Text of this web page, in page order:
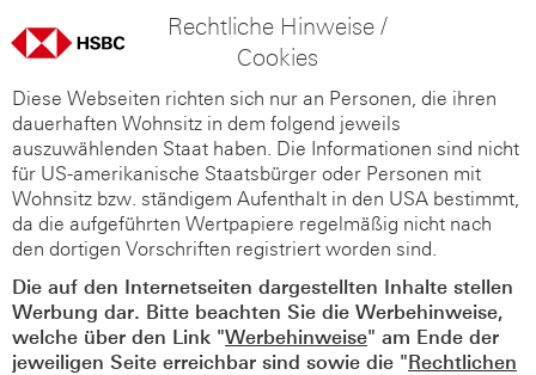
Rechtliche Hinweise /
Cookies
Diese Webseiten richten sich nur an Personen, die ihren
dauerhaften Wohnsitz in dem folgend jeweils
auszuwählenden Staat haben. Die Informationen sind nicht
für US-amerikanische Staatsbürger oder Personen mit
Wohnsitz bzw. ständigem Aufenthalt in den USA bestimmt,
da die aufgeführten Wertpapiere regelmäßig nicht nach
den dortigen Vorschriften registriert worden sind.
Die auf den Internetseiten dargestellten Inhalte stellen
Werbung dar. Bitte beachten Sie die Werbehinweise,
welche über den Link "Werbehinweise" am Ende der
jeweiligen Seite erreichbar sind sowie die "Rechtlichen